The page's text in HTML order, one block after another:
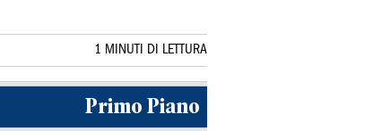
1 MINUTI DI LETTURA
Primo Piano